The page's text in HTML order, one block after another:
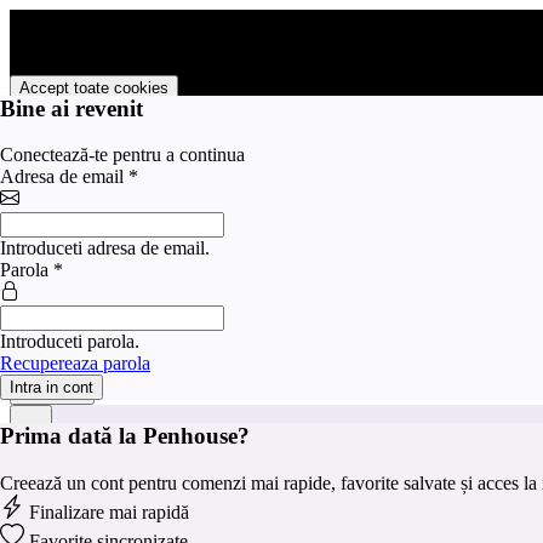
Accept toate cookies
Personalizare cookies
Preferinte pentru cookies
×
Categorie
Strict
necesare
Serviciile de marketing sunt folosite pentru a urmări
valoroase pentru editorii și agenții de publicitate terți.
Analitice
Serviciile de analiză servesc la îmbunătățirea
Salveaza
Bine ai revenit
Conectează-te pentru a continua
Adresa de email *
Introduceti adresa de email.
Parola *
Introduceti parola.
Recupereaza parola
Intra in cont
Prima dată la Penhouse?
Creează un cont pentru comenzi mai rapide, favorite salvate și acces
Finalizare mai rapidă